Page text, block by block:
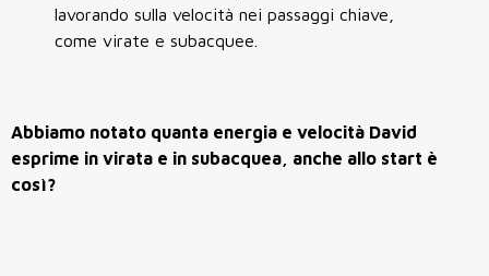
lavorando sulla velocità nei passaggi chiave,
come virate e subacquee.
Abbiamo notato quanta energia e velocità David
esprime in virata e in subacquea, anche allo start è
così?